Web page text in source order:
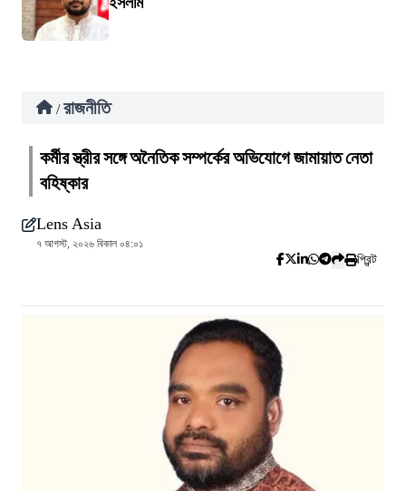
/ রাজনীতি
কর্মীর স্ত্রীর সঙ্গে অনৈতিক সম্পর্কের অভিযোগে জামায়াত নেতা
বহিষ্কার
Lens Asia
৭ আগস্ট, ২০২৬ বিকাল ০৪:০১
প্রিন্ট